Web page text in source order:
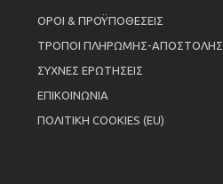
ΟΡΟΙ & ΠΡΟΫΠΟΘΕΣΕΙΣ
ΤΡΟΠΟΙ ΠΛΗΡΩΜΗΣ-ΑΠΟΣΤΟΛΗΣ
ΣΥΧΝΕΣ ΕΡΩΤΗΣΕΙΣ
ΕΠΙΚΟΙΝΩΝΙΑ
ΠΟΛΙΤΙΚΗ COOKIES (EU)